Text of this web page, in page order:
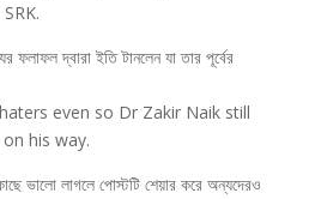
দ্বারা ইতি টানলেন যা তার পূর্বের
even so Dr Zakir Naik still
his way.
ভালো লাগলে পোস্টটি শেয়ার করে অন্যদেরও